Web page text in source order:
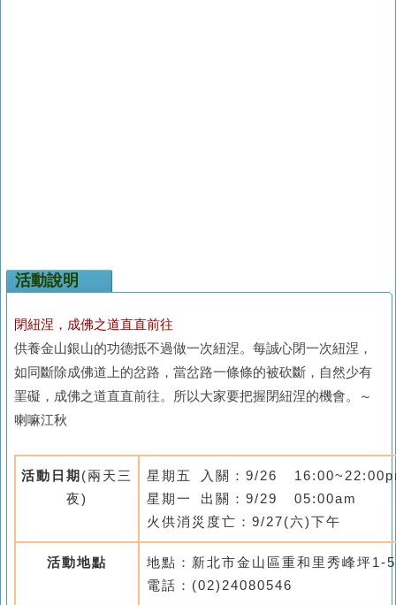
活動說明
閉紐涅，成佛之道直直前往
供養金山銀山的功德抵不過做一次紐涅。每誠心閉一次紐涅，
如同斷除成佛道上的岔路，當岔路一條條的被砍斷，自然少有
罣礙，成佛之道直直前往。所以大家要把握閉紐涅的機會。～
喇嘛江秋
活動日期 (兩天三
夜)
星期五 入關：9/26
星期一 出關： 9/29 05:00am
火供消災度亡：9/27(六)下午
活動地點
地點：新北市金山區重和里秀峰坪1-
電話：(02)24080546